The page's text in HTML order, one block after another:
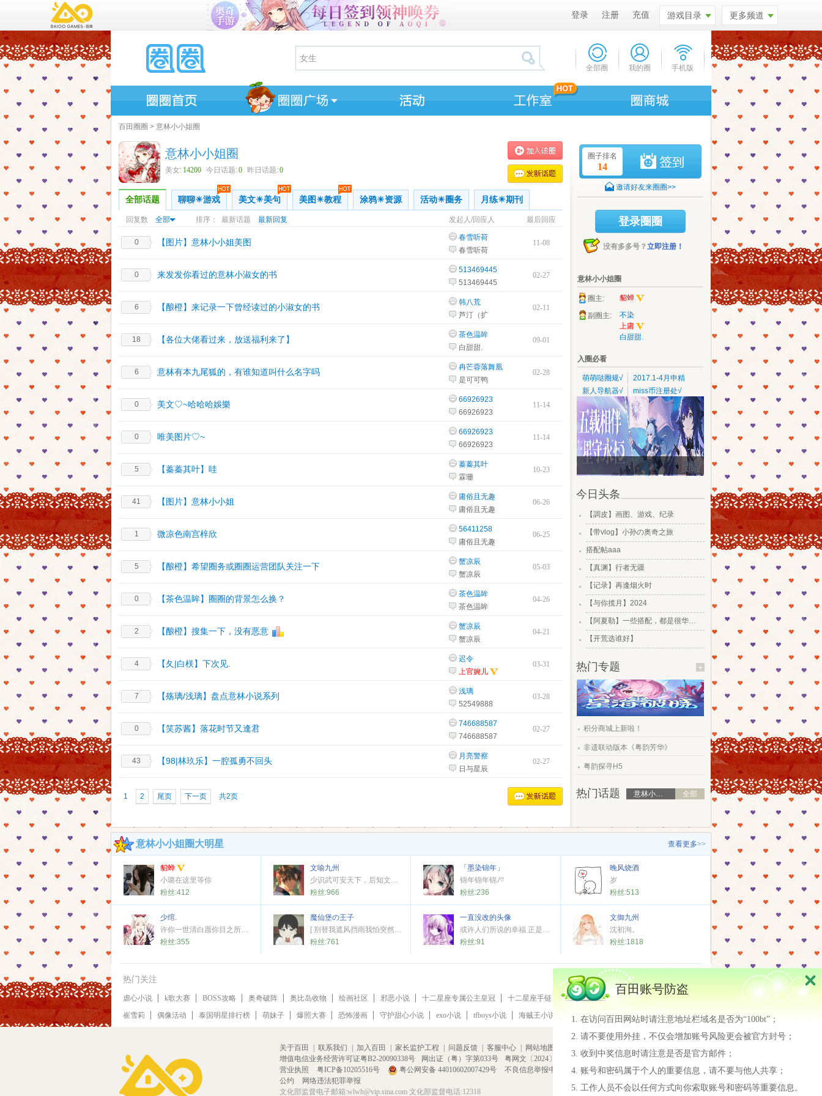
充值 游戏目录 更多频道
登录 注册
全部圈 我的圈 手机版
百田圈圈 > 意林小小姐圈
意林小小姐圈
美女: 14200 今日话题:0 昨日话题:0
全部话题 聊聊☀游戏 美文☀美句 美图☀教程 涂鸦☀资源 活动☀圈务 月练☀期刊
回复数 全部 排序： 最新话题 最新回复 发起人/回应人 最后回应
0 【图片】意林小小姐美图
春雪听荷
春雪听荷
11-08
0 来发发你看过的意林小淑女的书
513469445
513469445
02-27
6 【酿橙】来记录一下曾经读过的小淑女的书
韩八荒
芦汀（扩
02-11
18 【各位大佬看过来，放送福利来了】
茶色温眸
白甜甜.
09-01
6 意林有本九尾狐的，有谁知道叫什么名字吗
冉芒蓉落舞凰
是可可鸭
02-28
0 美文♡~哈哈哈娛樂
66926923
66926923
11-14
0 唯美图片♡~
66926923
66926923
11-14
5 【蓁蓁其叶】哇
蓁蓁其叶
霖珊
10-23
41 【图片】意林小小姐
庸俗且无趣
庸俗且无趣
06-26
1 微凉色南宫梓欣
56411258
庸俗且无趣
06-25
5 【酿橙】希望圈务或圈圈运营团队关注一下
蟹凉辰
蟹凉辰
05-03
0 【茶色温眸】圈圈的背景怎么换？
茶色温眸
茶色温眸
04-26
2 【酿橙】搜集一下，没有恶意
蟹凉辰
蟹凉辰
04-21
4 【夂|白栚】下次见.
迟令
上官婉儿
03-31
7 【殇璃/浅璃】盘点意林小说系列
浅璃
52549888
03-28
0 【笑苏酱】落花时节又逢君
746688587
746688587
02-27
43 【98|林玖乐】一腔孤勇不回头
月亮警察
日与星辰
02-27
1 2 尾页 下一页 共2页
圈子排名
14
邀请好友来圈圈>>
登录圈圈
没有多多号？ 立即注册！
意林小小姐圈
圈主: 貂蝉
副圈主:
不染
上庸
白甜甜.
入圈必看
萌萌哒圈规√
2017.1-4月申精
新人导航器√
miss币注册处√
今日头条
. 【調皮】画图、游戏、纪录
. 【带vlog】小孙の奥奇之旅
. 搭配帖aaa
. 【真渊】行者无疆
. 【记录】再逢烟火时
. 【与你揽月】2024
. 【阿夏勒】一些搭配，都是很华丽的一些搭配
. 【开荒选谁好】
热门专题 +
. 积分商城上新啦！
. 非遗联动版本《粤韵芳华》
. 粤韵探寻H5
热门话题 全部
意林小小姐圈
查看更多>>
意林小小姐圈大明星
貂蝉
小璐在这里等你
粉丝:412
文喻九州
少识武可安天下，后知文能御九州。
粉丝:966
「墨染锦年」
锦年锦年锦ﾉ♡
粉丝:236
晚风烧酒
岁
粉丝:513
少绾.
许你一世清白愿你目之所及都春光如海。
粉丝:355
魔仙堡の王子
[ 别替我遮风挡雨我怕突然失去你. ]
粉丝:761
一直没改的头像
或许人们所说的幸福 正是自己刚刚领悟的瞬间 用这份感动铭刻下自己崭新的一页
粉丝:91
文御九州
沈初洵。
粉丝:1818
热门关注
虐心小说 k歌大赛 BOSS攻略 奥奇破阵 奥比岛收物 绘画社区 邪恶小说 十二星座专属公主皇冠 十二星座手链 鹿晗真名 王者荣耀
崔雪莉
偶像活动 泰国明星排行榜 萌妹子 爆照大赛 恐怖漫画 守护甜心小说 exo小说 tfboys小说 海贼王小说
关于百田 联系我们 加入百田 家长监护工程 问题反馈 客服中心 网站地图
隐私政策
增值电信业务经营许可证粤B2-20090338号
网出证（粤）字第033号
粤网文〔2024〕2710-188号
营业执照
粤ICP备10205516号 粤公网安备 44010602007429号 不良信息举报中心
网络游戏行业防沉迷自律
公约
网络违法犯罪举报
文化部监督电子邮箱:wlwh@vip.sina.com 文化部监督电话:12318
百田账号防盗
在访问百田网站时请注意地址栏域名是否为“100bt”；
请不要使用外挂，不仅会增加账号风险更会被官方封号；
收到中奖信息时请注意是否是官方邮件；
账号和密码属于个人的重要信息，请不要与他人共享；
工作人员不会以任何方式向你索取账号和密码等重要信息。